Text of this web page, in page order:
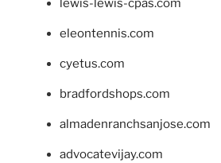
lewis-lewis-cpas.com
eleontennis.com
cyetus.com
bradfordshops.com
almadenranchsanjose.com
advocatevijay.com